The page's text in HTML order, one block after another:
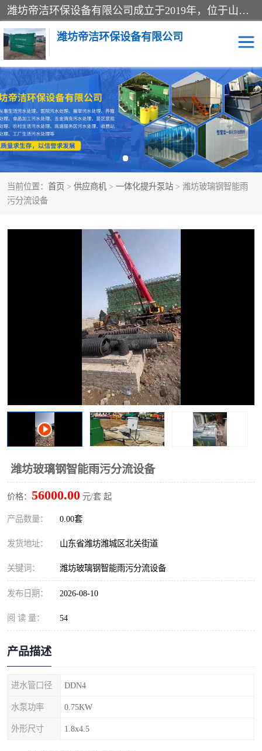
潍坊帝洁环保设备有限公司成立于2019年，位于山东省潍坊市潍城经济开发区；公司专注于环境保护专用设备及配件的研发、生产、安装与销售，同时涉及医用消毒设备、机电设备和仪器仪表的销售。此外，公司提供环保工程施工、环保技术研发与转让、技术服务以及环境工程专项设计服务，致力于为客户提供全面的环保解决方案，助力绿色可持续发展。
潍坊帝洁环保设备有限公司
当前位置： 首页 > 供应商机 > 一体化提升泵站 > 潍坊玻璃钢智能雨
污分流设备
潍坊玻璃钢智能雨污分流设备
价格： 56000.00 元/套 起
产品数量： 0.00套
发货地址： 山东省潍坊潍城区北关街道
关键词： 潍坊玻璃钢智能雨污分流设备
发布日期： 2026-08-10
阅 读 量： 54
产品描述
进水管口径 DDN4
水泵功率 0.75KW
外形尺寸 1.8x4.5
一体化提升泵站 屠宰肉食品加工污水处理
设备
一体化生活污水处理设备 学校污水处理设备
医院污水处理设备 喷涂废水油墨废水
玻璃钢一体化污水处理设 水性涂料加工污水处理设
实验室污水处理设备
风景区旅游景点污水处理
设备
高速服务区收费站污水处 微动力生化污水处理设备
海鲜加工污水处理设备 蒸发器设备价格
客运站污水处理设备 航站楼厕所污水处理设备
UASB厌氧塔 加油站油田景点旅游区污
水处理设备
风电场变电站污水处理设
备
叠螺污泥脱水机
疾控中心一体化设备处理 一体化净北槽污水处理设
餐具消毒污水处理设备
塑料编织袋一体化污水处
理设备
养老院污水处理一体化设
整形医院污水处理设备
酿酒厂一体化污水处理设
备
生活一体化污水处理设备
复合二氧化氯发生器污水
处理设备
屠宰场一体化污水处理设